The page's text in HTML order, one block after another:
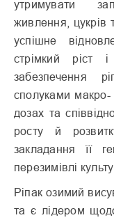
утримува­ти
живлення, цукрів
успішне
стрімкий ріст
забезпечення
сполуками макро-
дозах та
росту й
закладання її
перезимівлі
Ріпак озимий
та є лідером